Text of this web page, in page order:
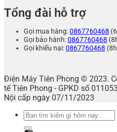
Tổng đài hỗ trợ
Gọi mua hàng:0867760468
Gọi bảo hành:0867760468
Gọi khiếu nại:0867760468
Điện Máy Tiên Phong © 2023.
tế Tiên Phong - GPKD số
Nội cấp ngày 07/11/2023
Tìm